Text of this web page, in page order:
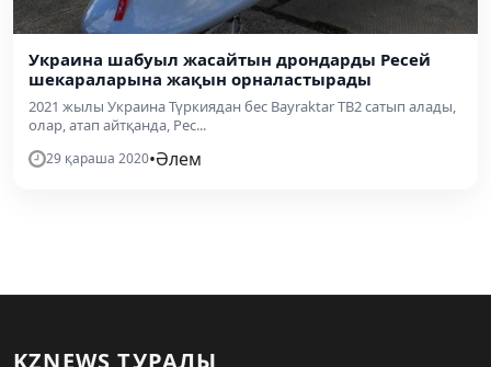
Украина шабуыл жасайтын дрондарды Ресей
шекараларына жақын орналастырады
2021 жылы Украина Түркиядан бес Bayraktar TB2 сатып алады,
олар, атап айтқанда, Рес...
29 қараша 2020•Әлем
KZNEWS ТУРАЛЫ